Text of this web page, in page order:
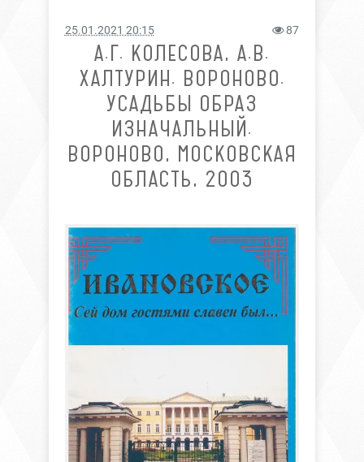
25.01.2021 20:15 87
А.Г. КОЛЕСОВА, А.В.
ХАЛТУРИН. ВОРОНОВО.
УСАДЬБЫ ОБРАЗ
ИЗНАЧАЛЬНЫЙ.
ВОРОНОВО, МОСКОВСКАЯ
ОБЛАСТЬ, 2003